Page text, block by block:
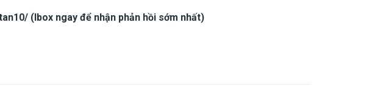
(Ibox ngay để nhận phản hồi sớm nhất)